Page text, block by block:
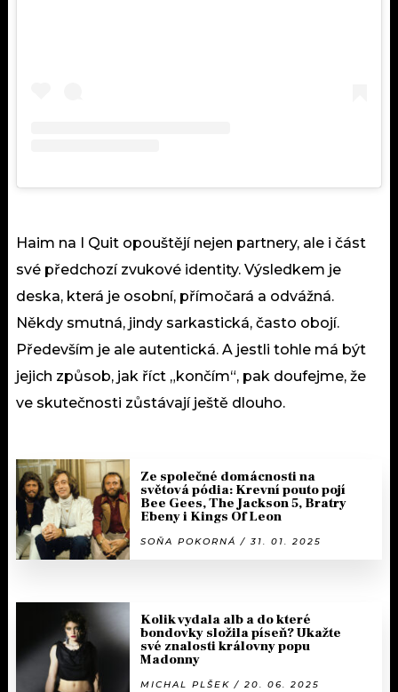
Haim na I Quit opouštějí nejen partnery, ale i část
své předchozí zvukové identity. Výsledkem je
deska, která je osobní, přímočará a odvážná.
Někdy smutná, jindy sarkastická, často obojí.
Především je ale autentická. A jestli tohle má být
jejich způsob, jak říct „končím“, pak doufejme, že
ve skutečnosti zůstávají ještě dlouho.
Ze společné domácnosti na
světová pódia: Krevní pouto pojí
Bee Gees, The Jackson 5, Bratry
Ebeny i Kings Of Leon
SOŇA POKORNÁ / 31. 01. 2025
Kolik vydala alb a do které
bondovky složila píseň? Ukažte
své znalosti královny popu
Madonny
MICHAL PLŠEK / 20. 06. 2025